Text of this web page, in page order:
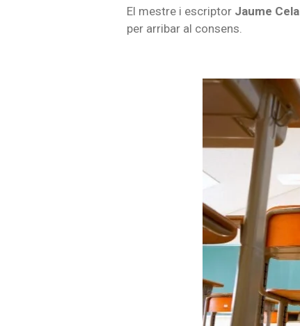
El mestre i escriptor Jaume Cela
per arribar al consens.